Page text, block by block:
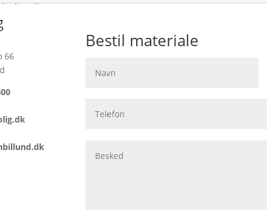
livsstil.
på valg af gulve.
66
Bestil materiale